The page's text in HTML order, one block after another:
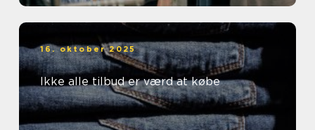
16. oktober 2025
Ikke alle tilbud er værd at købe